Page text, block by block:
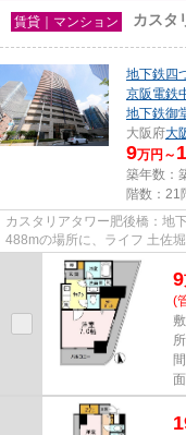
賃貸｜マンション カスタ
地下鉄四
京阪電鉄
地下鉄御
大阪府大
9万円～
築年数：
階数：21
カスタリアタワー肥後橋：地
488mの場所に、ライフ 土佐
み置き場などが揃っております
9
(